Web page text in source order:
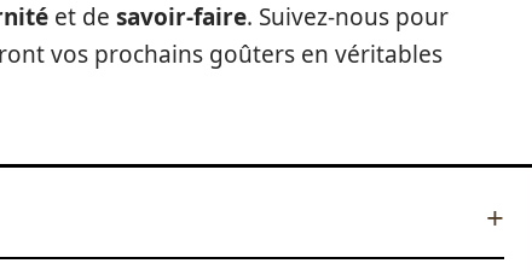
et de savoir-faire. Suivez-nous pour
vos prochains goûters en véritables